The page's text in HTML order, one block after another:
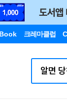
크레마클럽